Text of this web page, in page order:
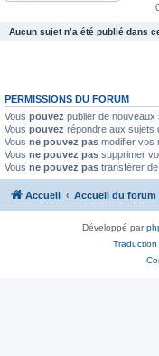
Aucun sujet n’a été publié dans
PERMISSIONS DU FORUM
Vous pouvez publier de
Vous pouvez répondre aux sujets
Vous ne pouvez pas modifier vos
Vous ne pouvez pas supprimer
Vous ne pouvez pas transférer
Accueil Accueil du forum
Développé par
Traduction